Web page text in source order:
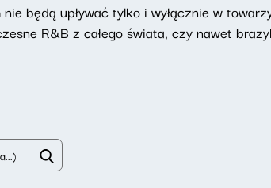
będą upływać tylko i wyłącznie w
R&B z całego świata, czy nawet